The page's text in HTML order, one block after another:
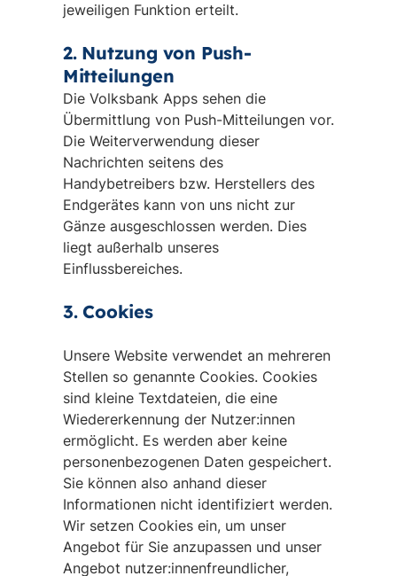
jeweiligen Funktion erteilt.
2. Nutzung von Push-
Mitteilungen
Die Volksbank Apps sehen die
Übermittlung von Push-Mitteilungen vor.
Die Weiterverwendung dieser
Nachrichten seitens des
Handybetreibers bzw. Herstellers des
Endgerätes kann von uns nicht zur
Gänze ausgeschlossen werden. Dies
liegt außerhalb unseres
Einflussbereiches.
3. Cookies
Unsere Website verwendet an mehreren
Stellen so genannte Cookies. Cookies
sind kleine Textdateien, die eine
Wiedererkennung der Nutzer:innen
ermöglicht. Es werden aber keine
personenbezogenen Daten gespeichert.
Sie können also anhand dieser
Informationen nicht identifiziert werden.
Wir setzen Cookies ein, um unser
Angebot für Sie anzupassen und unser
Angebot nutzer:innenfreundlicher,